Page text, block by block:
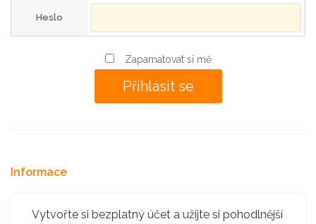
Heslo
Zapamatovat si mě
Informace
Vytvořte si bezplatný účet a užijte si pohodlnější